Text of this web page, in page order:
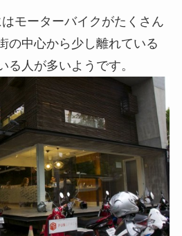
モーターバイクがたくさん
の中心から少し離れている
る人が多いようです。